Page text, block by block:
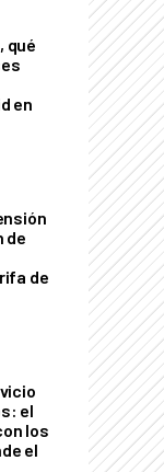
qué
en
de
de
el
los
el